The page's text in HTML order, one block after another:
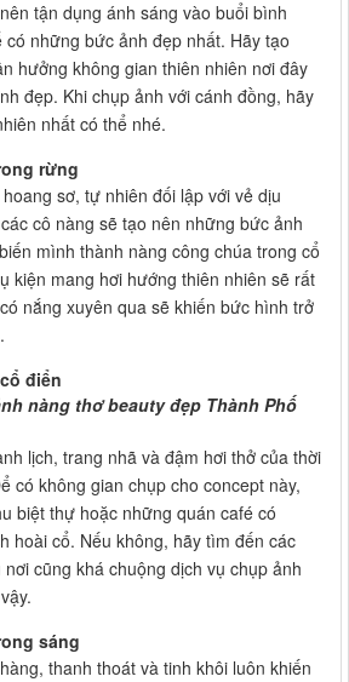
tận dụng ánh sáng vào buổi bình
có những bức ảnh đẹp nhất. Hãy tạo
hưởng không gian thiên nhiên nơi đây
đẹp. Khi chụp ảnh với cánh đồng, hãy
nhất có thể nhé.
rừng
sơ, tự nhiên đối lập với vẻ dịu
cô nàng sẽ tạo nên những bức ảnh
mình thành nàng công chúa trong cổ
kiện mang hơi hướng thiên nhiên sẽ rất
nắng xuyên qua sẽ khiến bức hình trở
điển
nàng thơ beauty đẹp Thành Phố
lịch, trang nhã và đậm hơi thở của thời
có không gian chụp cho concept này,
biệt thự hoặc những quán café có
hoài cổ. Nếu không, hãy tìm đến các
cũng khá chuộng dịch vụ chụp ảnh
sáng
thanh thoát và tinh khôi luôn khiến